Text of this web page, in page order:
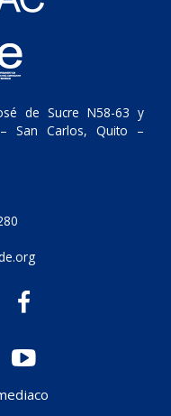
de Sucre N58-63 y
San Carlos, Quito –